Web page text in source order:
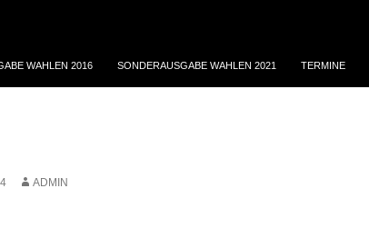
WAHLEN 2016 SONDERAUSGABE WAHLEN 2021 TERMINE
ADMIN